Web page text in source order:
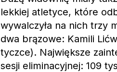
lekkiej atletyce, które
wywalczyła na nich trzy
dwa brązowe: Kamili
tyczce). Największe
sesji eliminacyjnej: 109